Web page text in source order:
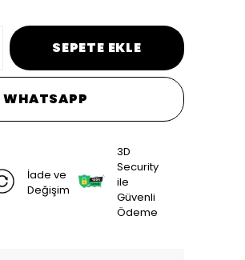
SEPETE EKLE
WHATSAPP
İade ve
Değişim
3D
Security
ile
Güvenli
Ödeme